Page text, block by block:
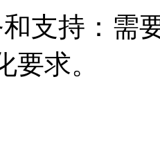
和支持
要求。